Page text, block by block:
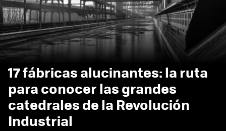
17 fábricas alucinantes: la ruta
para conocer las grandes
catedrales de la Revolución
Industrial